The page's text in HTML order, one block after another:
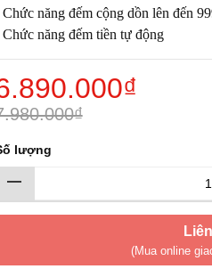
Chức năng đếm cộng dồn lên đến
Chức năng đếm tiền tự động
lượng
(Mua online